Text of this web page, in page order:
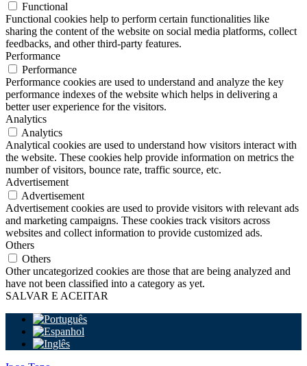
Functional
Functional cookies help to perform certain functionalities like
sharing the content of the website on social media platforms, collect
feedbacks, and other third-party features.
Performance
Performance
Performance cookies are used to understand and analyze the key
performance indexes of the website which helps in delivering a
better user experience for the visitors.
Analytics
Analytics
Analytical cookies are used to understand how visitors interact with
the website. These cookies help provide information on metrics the
number of visitors, bounce rate, traffic source, etc.
Advertisement
Advertisement
Advertisement cookies are used to provide visitors with relevant ads
and marketing campaigns. These cookies track visitors across
websites and collect information to provide customized ads.
Others
Others
Other uncategorized cookies are those that are being analyzed and
have not been classified into a category as yet.
SALVAR E ACEITAR